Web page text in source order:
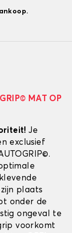
MAT OP
Je
exclusief
plaats
onder de
ongeval te
voorkomt